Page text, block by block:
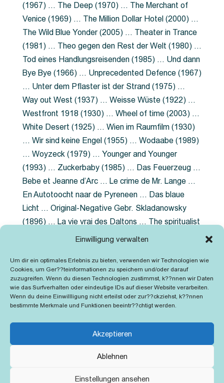
Einwilligung verwalten
Um dir ein optimales Erlebnis zu bieten, verwenden wir Technologien wie
Cookies, um Ger??teinformationen zu speichern und/oder darauf
zuzugreifen. Wenn du diesen Technologien zustimmst, k??nnen wir Daten
wie das Surfverhalten oder eindeutige IDs auf dieser Website verarbeiten.
Wenn du deine Einwillligung nicht erteilst oder zur??ckziehst, k??nnen
bestimmte Merkmale und Funktionen beeintr??chtigt werden.
Akzeptieren
Ablehnen
Einstellungen ansehen
(1967) … The Deep (1970) … The Merchant of
Venice (1969) … The Million Dollar Hotel (2000) …
The Wild Blue Yonder (2005) … Theater in Trance
(1981) … Theo gegen den Rest der Welt (1980) …
Tod eines Handlungsreisenden (1985) … Und dann
Bye Bye (1966) … Unprecedented Defence (1967)
… Unter dem Pflaster ist der Strand (1975) …
Way out West (1937) … Weisse Wüste (1922) …
Westfront 1918 (1930) … Wheel of time (2003) …
White Desert (1925) … Wien im Raumfilm (1930)
… Wir sind keine Engel (1955) … Wodaabe (1989)
… Woyzeck (1979) … Younger and Younger
(1993) … Zuckerbaby (1985) … Das Feuerzeug …
Bebe et Jeanne d’Arc … Le crime de Mr. Lange …
En Autotoocht naar de Pyreneen … Das blaue
Licht … Original-Negative Gebr. Skladanowsky
(1896) … La vie vrai des Daltons … The spiritualist
photographer … Feuer im Fjord … The Song of the
Grubenlampe … Tolstoy … Grün ist die Heide …
Lady Hamilton … Mütter verzaget nicht …
Ruttmann Werbefilme